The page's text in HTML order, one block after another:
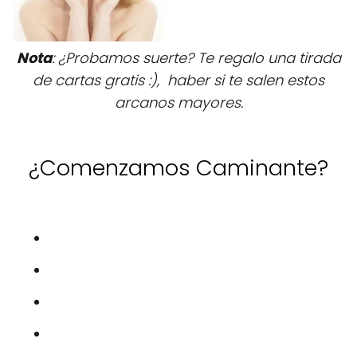
Nota: ¿Probamos suerte? Te regalo una tirada
de cartas gratis :), haber si te salen estos
arcanos mayores.
¿Comenzamos Caminante?